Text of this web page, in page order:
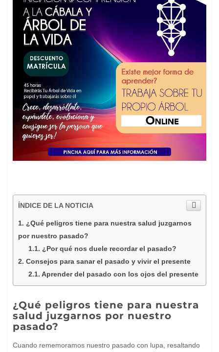
ÍNDICE DE LA NOTICIA
¿Qué peligros tiene para nuestra salud juzgarnos
por nuestro pasado?
¿Por qué nos duele recordar el pasado?
Consejos para sanar el pasado y vivir el presente
Aprender del pasado con los ojos del presente
¿Qué peligros tiene para nuestra
salud juzgarnos por nuestro
pasado?
Cuando rememoramos nuestro pasado con lupa, resaltando